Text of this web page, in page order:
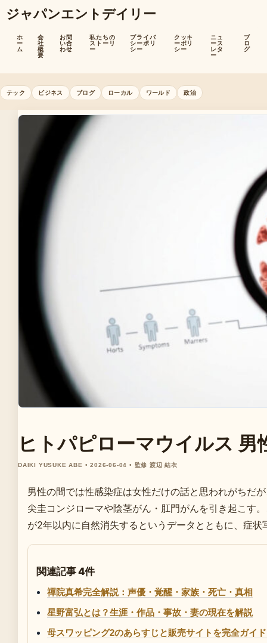
ジャパンエントデイリー
ホ
ー
ム
会
社
概
要
お問
い合
わせ
私たちの
ストーリ
ー
プライバ
シーポリ
シー
クッキ
ーポリ
シー
ニュ
ース
レタ
ー
ブ
ロ
グ
テック ビジネス ブログ ローカル ワールド 政治
ヒトパピローマウイルス 男
DAIKI YUSUKE ABE • 2026-06-04 • 監修 渡辺 結衣
男性の間では性感染症は女性だけの話と思われがちだ
尖圭コンジローマや陰茎がん・肛門がんを引き起こす
が2年以内に自然消失するというデータとともに、症
関連記事 4件
禪院真希完全解説：声優・覚醒・家族・死亡・真相
星野富弘とは？生涯・作品・事故・妻の現在を解説
母スワッピング2のあらすじと販売サイトを完全ガイ